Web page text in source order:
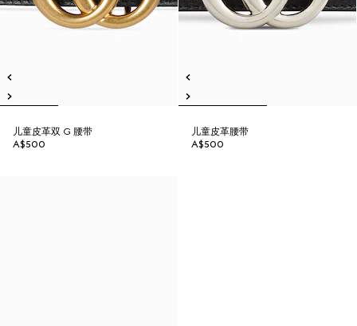
儿童皮革双 G 腰带
A$500
儿童皮革腰带
A$500